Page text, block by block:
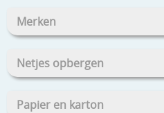
Merken
Netjes opbergen
Papier en karton